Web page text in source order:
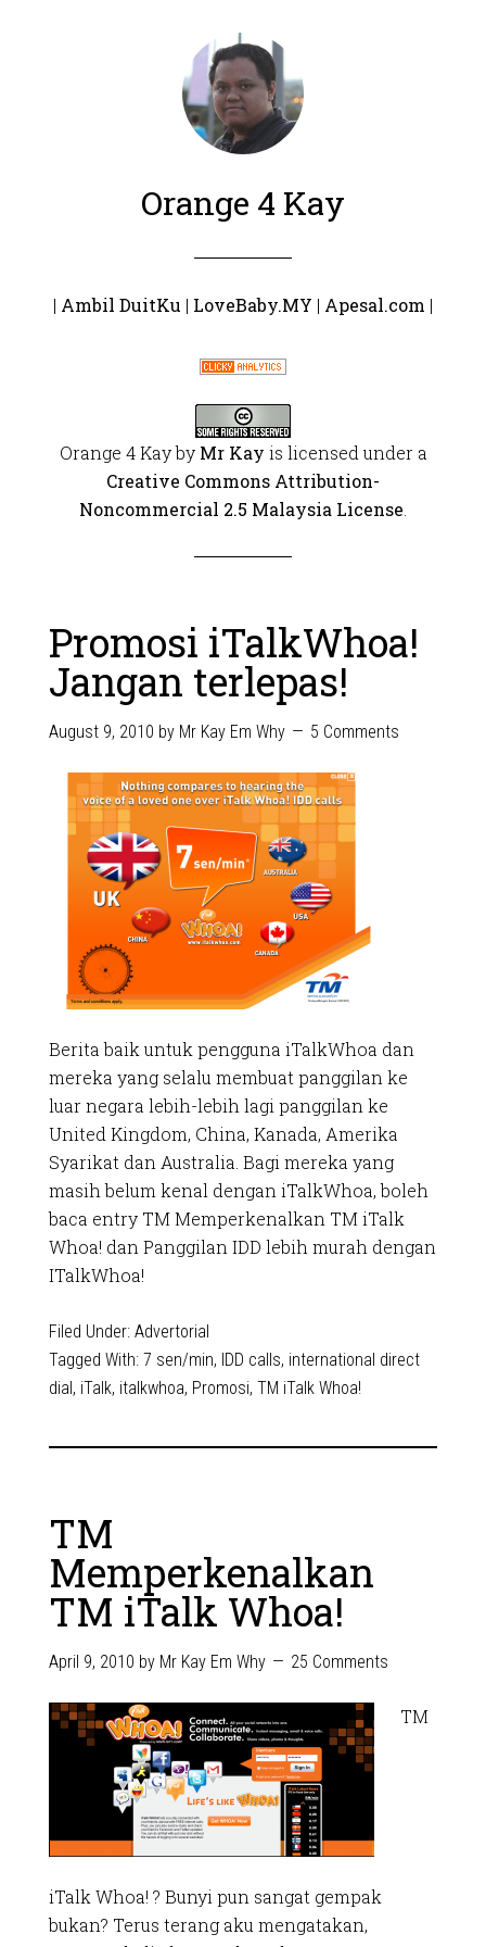
Orange 4 Kay
| Ambil DuitKu | LoveBaby.MY | Apesal.com |
Orange 4 Kayby Mr Kay is licensed under a
Creative Commons Attribution-
Noncommercial 2.5 Malaysia License
Promosi iTalkWhoa!
Jangan terlepas!
August 9, 2010 by Mr Kay Em Why 5 Comments
Berita baik untuk pengguna iTalkWhoa dan
mereka yang selalu membuat panggilan ke
luar negara lebih-lebih lagi panggilan ke
United Kingdom, China, Kanada, Amerika
Syarikat dan Australia. Bagi mereka yang
masih belum kenal dengan iTalkWhoa, boleh
baca entry TM Memperkenalkan TM iTalk
Whoa! dan Panggilan IDD lebih murah dengan
ITalkWhoa!
Filed Under: Advertorial
Tagged With: 7 sen/min, IDD calls, international direct
dial, iTalk, italkwhoa, Promosi, TM iTalk Whoa!
TM
Memperkenalkan
TM iTalk Whoa!
April 9, 2010 by Mr Kay Em Why 25 Comments
TM
iTalk Whoa! ? Bunyi pun sangat gempak
bukan? Terus terang aku mengatakan,